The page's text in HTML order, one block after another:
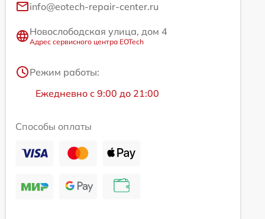
info@eotech-repair-center.ru
Новослободская улица, дом 4
Адрес сервисного центра EOTech
Режим работы:
Ежедневно с 9:00 до 21:00
Способы оплаты